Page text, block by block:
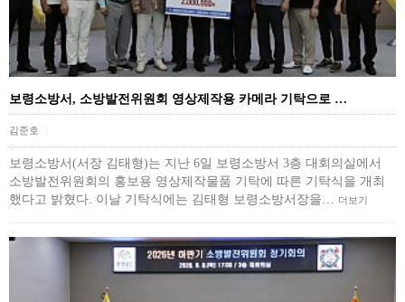
보령소방서, 소방발전위원회 영상제작용 카메라 기탁으로 …
김준호
보령소방서(서장 김태형)는 지난 6일 보령소방서 3층 대회의실에서
소방발전위원회의 홍보용 영상제작물품 기탁에 따른 기탁식을 개최
했다고 밝혔다. 이날 기탁식에는 김태형 보령소방서장을…
더보기